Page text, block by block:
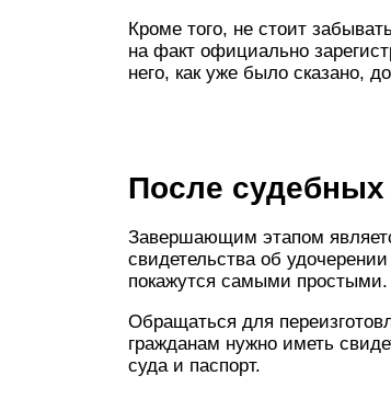
Кроме того, не стоит
на факт официально
него, как уже было сказано,
После судебных
Завершающим этапом
свидетельства об
покажутся самыми простыми.
Обращаться для
гражданам нужно иметь
суда и паспорт.